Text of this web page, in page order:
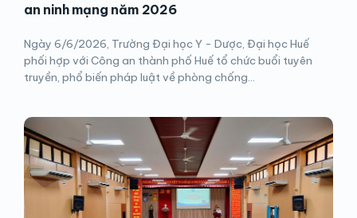
an ninh mạng năm 2026
Ngày 6/6/2026, Trường Đại học Y - Dược, Đại học Huế
phối hợp với Công an thành phố Huế tổ chức buổi tuyên
truyền, phổ biến pháp luật về phòng chống...